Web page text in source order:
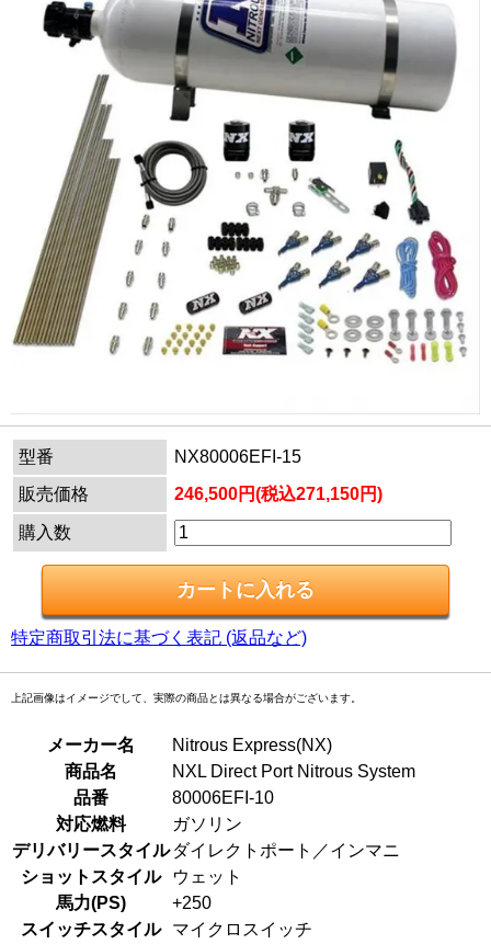
型番
NX80006EFI-15
販売価格
246,500円(税込271,150円)
購入数
特定商取引法に基づく表記 (返品など)
上記画像はイメージでして、実際の商品とは異なる場合がございます。
メーカー名
Nitrous Express(NX)
商品名
NXL Direct Port Nitrous System
品番
80006EFI-10
対応燃料
ガソリン
デリバリースタイル ダイレクトポート／インマニ
ショットスタイル
ウェット
馬力(PS)
+250
スイッチスタイル
マイクロスイッチ